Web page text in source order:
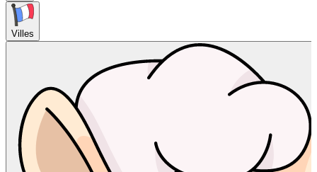
Villes